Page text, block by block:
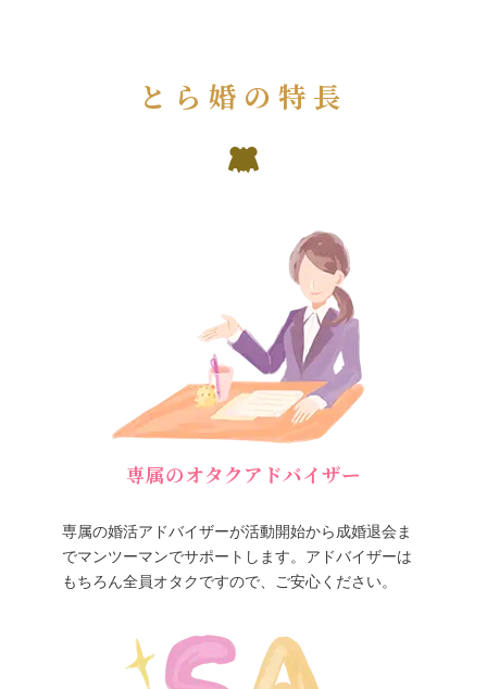
とら婚の特長
専属のオタクアドバイザー
専属の婚活アドバイザーが活動開始から成婚退会ま
でマンツーマンでサポートします。アドバイザーは
もちろん全員オタクですので、ご安心ください。